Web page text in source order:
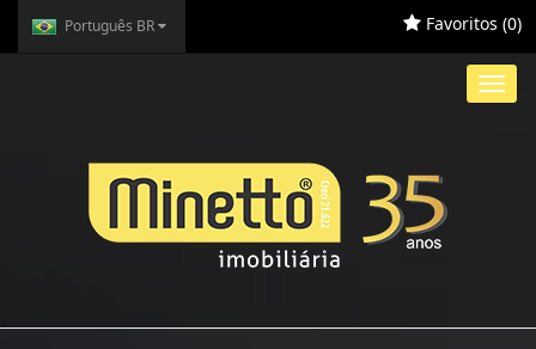
Português BR Favoritos (0)